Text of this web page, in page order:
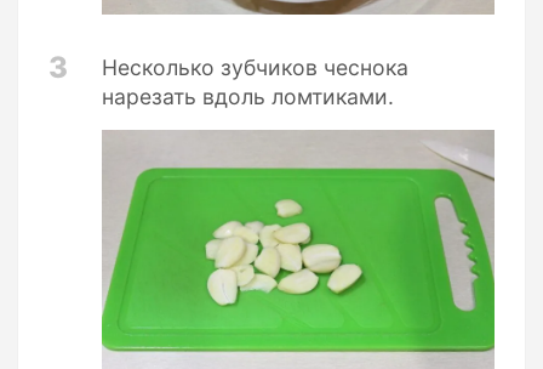
3
Несколько зубчиков чеснока
нарезать вдоль ломтиками.